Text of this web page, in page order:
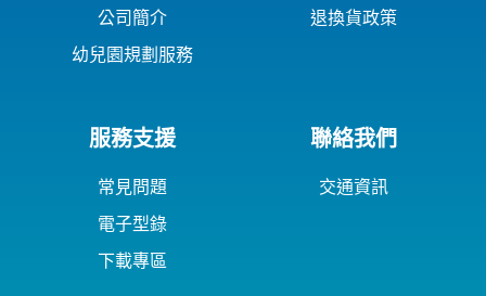
公司簡介
幼兒園規劃服務
退換貨政策
服務支援
常見問題
電子型錄
下載專區
聯絡我們
交通資訊